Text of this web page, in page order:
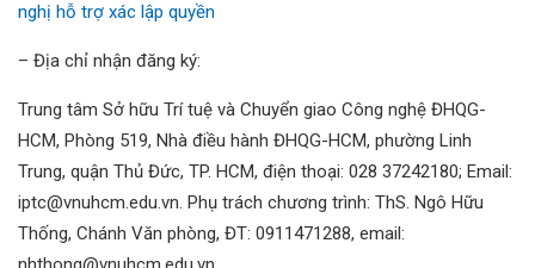
nghị hỗ trợ xác lập quyền
– Địa chỉ nhận đăng ký:
Trung tâm Sở hữu Trí tuệ và Chuyển giao Công nghệ ĐHQG-
HCM, Phòng 519, Nhà điều hành ĐHQG-HCM, phường Linh
Trung, quận Thủ Đức, TP. HCM, điện thoại: 028 37242180; Email:
iptc@vnuhcm.edu.vn. Phụ trách chương trình: ThS. Ngô Hữu
Thống, Chánh Văn phòng, ĐT: 0911471288, email: